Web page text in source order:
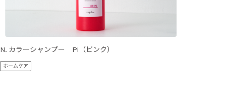
N. カラーシャンプー Pi（ピンク）
ホームケア